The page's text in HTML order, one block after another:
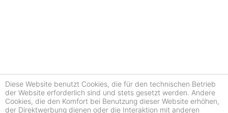
Diese Website benutzt Cookies, die für den technischen Betrieb
der Website erforderlich sind und stets gesetzt werden. Andere
Cookies, die den Komfort bei Benutzung dieser Website erhöhen,
der Direktwerbung dienen oder die Interaktion mit anderen